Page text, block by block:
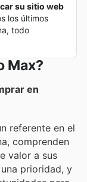
su sitio web
los últimos
todo
Max?
en
referente en el
comprenden
valor a sus
prioridad, y